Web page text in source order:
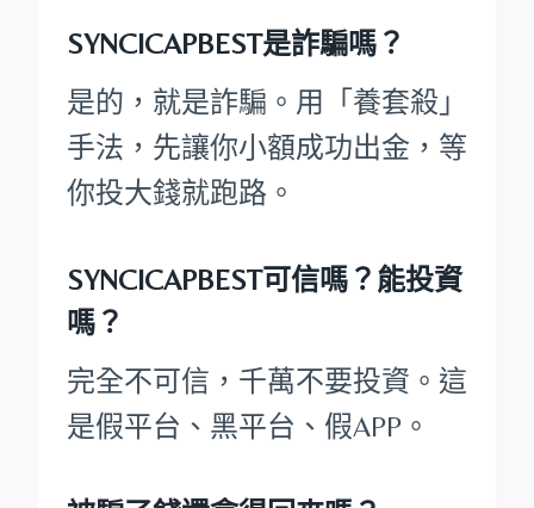
SYNCICAPBEST是詐騙嗎？
是的，就是詐騙。用「養套殺」
手法，先讓你小額成功出金，等
你投大錢就跑路。
SYNCICAPBEST可信嗎？能投資
嗎？
完全不可信，千萬不要投資。這
是假平台、黑平台、假APP。